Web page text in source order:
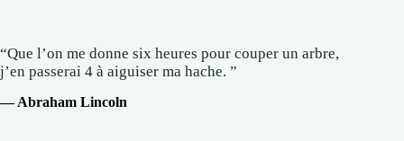
“Que l’on me donne six heures pour couper un arbre,
j’en passerai 4 à aiguiser ma hache. ”
— Abraham Lincoln